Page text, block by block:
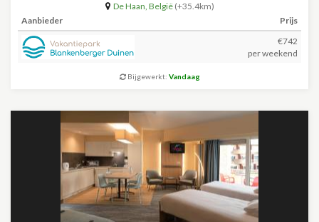
De Haan, België (+35.4km)
Aanbieder
Prijs
€742
per weekend
Bijgewerkt: Vandaag